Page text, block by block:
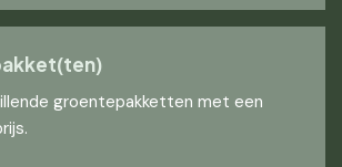
groentepakketten met een